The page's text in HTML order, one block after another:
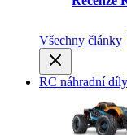
Všechny články
RC náhradní díly